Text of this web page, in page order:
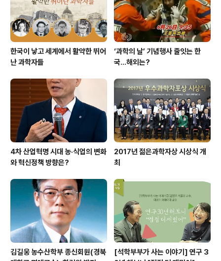
한국이 낳고 세계에서 활약한 뛰어
난 과학자들
‘과학의 날’ 기념행사 줄잇는 한
국…해외는?
4차 산업혁명 시대 농·식업의 변화
와 혁신정책 방향은?
2017년 젊은과학자상 시상식 개
최
김길웅 농수산학부 종신회원(경북
[석학부부가 사는 이야기] 연구 3